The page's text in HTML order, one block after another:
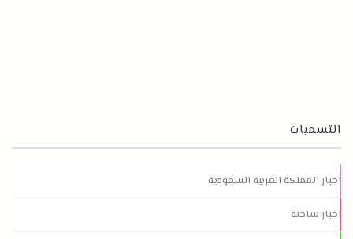
التسميات
اخبار المملكة العربية السعودية
اخبار ساخنة